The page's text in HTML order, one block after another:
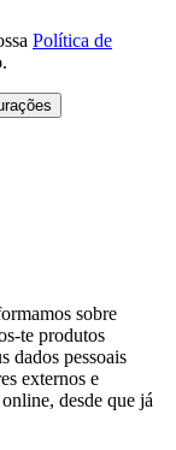
Política de
sobre
te produtos
dados pessoais
externos e
desde que já